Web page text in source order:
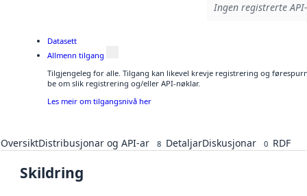
Ingen registrerte
Datasett
Allmenn tilgang
Tilgjengeleg for alle. Tilgang kan likevel krevje registrering og
be om slik registrering og/eller API-nøklar.
Les meir om tilgangsnivå her
OversiktDistribusjonar og API-ar 8 DetaljarDiskusjonar 0 RDF
Skildring